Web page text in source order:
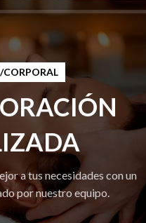
a tus necesidades con un
por nuestro equipo.
DEL MES